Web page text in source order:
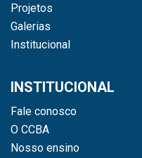
Projetos
Galerias
Institucional
INSTITUCIONAL
Fale conosco
O CCBA
Nosso ensino